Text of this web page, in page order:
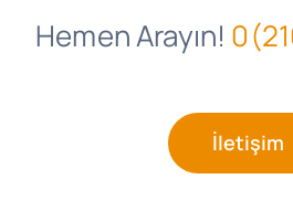
Hemen Arayın!
İletişim